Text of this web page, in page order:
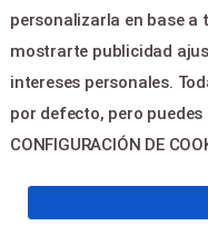
96
personalizarla en base a
mostrarte publicidad
intereses personales.
por defecto, pero
CONFIGURACIÓN DE